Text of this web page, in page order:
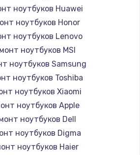
ноутбуков Huawei
ноутбуков Honor
ноутбуков Lenovo
ноутбуков MSI
ноутбуков Samsung
ноутбуков Toshiba
ноутбуков Xiaomi
ноутбуков Apple
ноутбуков Dell
ноутбуков Digma
ноутбуков Haier